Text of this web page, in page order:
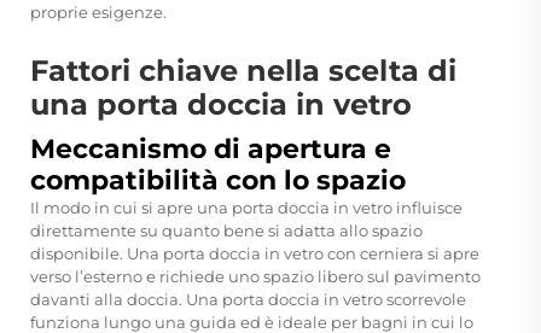
proprie esigenze.
Fattori chiave nella scelta di
una porta doccia in vetro
Meccanismo di apertura e
compatibilità con lo spazio
Il modo in cui si apre una porta doccia in vetro influisce
direttamente su quanto bene si adatta allo spazio
disponibile. Una porta doccia in vetro con cerniera si apre
verso l’esterno e richiede uno spazio libero sul pavimento
davanti alla doccia. Una porta doccia in vetro scorrevole
funziona lungo una guida ed è ideale per bagni in cui lo